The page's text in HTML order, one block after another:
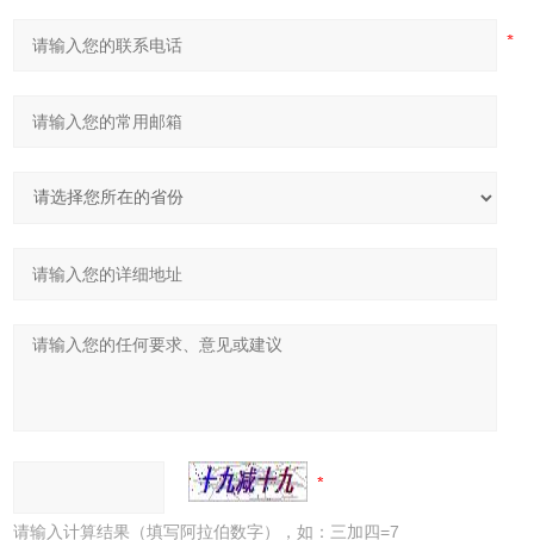
请输入计算结果（填写阿拉伯数字），如：三加四=7